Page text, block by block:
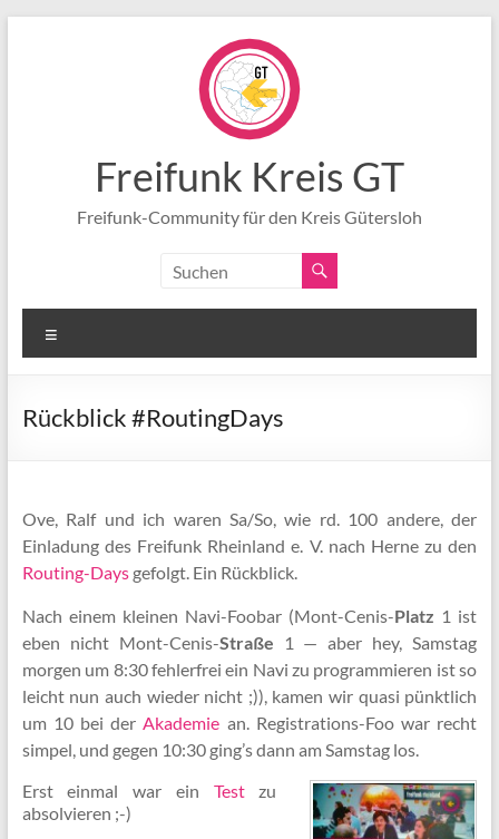
Freifunk Kreis GT
Freifunk-Community für den Kreis Gütersloh
Rückblick #RoutingDays
Ove, Ralf und ich waren Sa/So, wie rd. 100 andere, der
Einladung des Freifunk Rheinland e. V. nach Herne zu den
Routing-Daysgefolgt. Ein Rückblick.
Nach einem kleinen Navi-Foobar (Mont-Cenis-Platz 1 ist
eben nicht Mont-Cenis-Straße 1 — aber hey, Samstag
morgen um 8:30 fehlerfrei ein Navi zu programmieren ist so
leicht nun auch wieder nicht ;)), kamen wir quasi pünktlich
um 10 bei derAkademie an. Registrations-Foo war recht
simpel, und gegen 10:30 ging’s dann am Samstag los.
Erst einmal war ein Testzu
absolvieren ;-)